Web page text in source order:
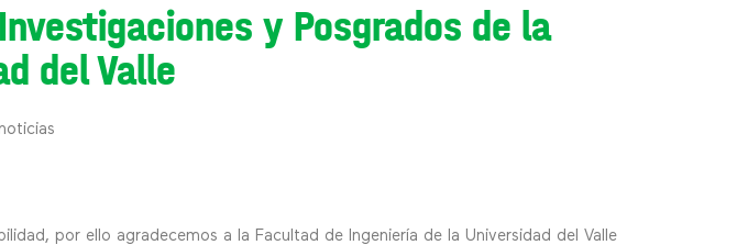
y Posgrados de la
del Valle
noticias
por ello agradecemos a la Facultad de Ingeniería de la Universidad del Valle